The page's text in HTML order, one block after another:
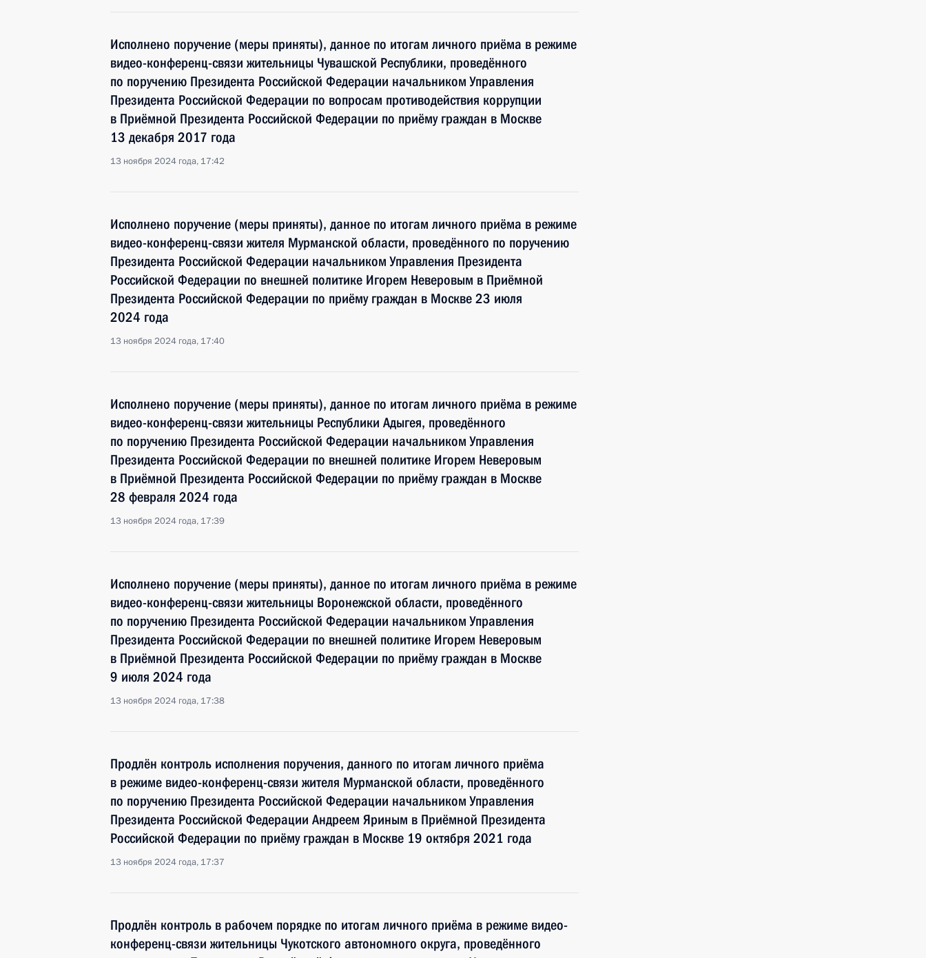
Исполнено поручение (меры приняты), данное по итогам личного приёма в режиме
видео-конференц-связи жительницы Чувашской Республики, проведённого
по поручению Президента Российской Федерации начальником Управления
Президента Российской Федерации по вопросам противодействия коррупции
в Приёмной Президента Российской Федерации по приёму граждан в Москве
13 декабря 2017 года
13 ноября 2024 года, 17:42
Исполнено поручение (меры приняты), данное по итогам личного приёма в режиме
видео-конференц-связи жителя Мурманской области, проведённого по поручению
Президента Российской Федерации начальником Управления Президента
Российской Федерации по внешней политике Игорем Неверовым в Приёмной
Президента Российской Федерации по приёму граждан в Москве 23 июля
2024 года
13 ноября 2024 года, 17:40
Исполнено поручение (меры приняты), данное по итогам личного приёма в режиме
видео-конференц-связи жительницы Республики Адыгея, проведённого
по поручению Президента Российской Федерации начальником Управления
Президента Российской Федерации по внешней политике Игорем Неверовым
в Приёмной Президента Российской Федерации по приёму граждан в Москве
28 февраля 2024 года
13 ноября 2024 года, 17:39
Исполнено поручение (меры приняты), данное по итогам личного приёма в режиме
видео-конференц-связи жительницы Воронежской области, проведённого
по поручению Президента Российской Федерации начальником Управления
Президента Российской Федерации по внешней политике Игорем Неверовым
в Приёмной Президента Российской Федерации по приёму граждан в Москве
9 июля 2024 года
13 ноября 2024 года, 17:38
Продлён контроль исполнения поручения, данного по итогам личного приёма
в режиме видео-конференц-связи жителя Мурманской области, проведённого
по поручению Президента Российской Федерации начальником Управления
Президента Российской Федерации Андреем Яриным в Приёмной Президента
Российской Федерации по приёму граждан в Москве 19 октября 2021 года
13 ноября 2024 года, 17:37
Продлён контроль в рабочем порядке по итогам личного приёма в режиме видео-
конференц-связи жительницы Чукотского автономного округа, проведённого